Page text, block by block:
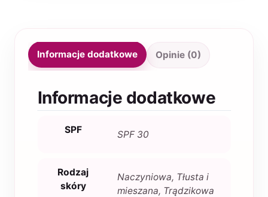
Informacje dodatkowe Opinie (0)
Informacje dodatkowe
SPF SPF 30
Rodzaj
skóry
Naczyniowa, Tłusta i
mieszana, Trądzikowa